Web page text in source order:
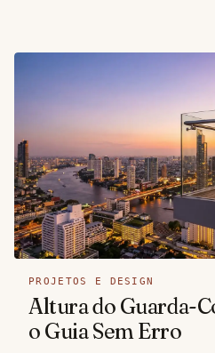
PROJETOS E DESIGN
Altura do Guarda-
o Guia Sem Erro